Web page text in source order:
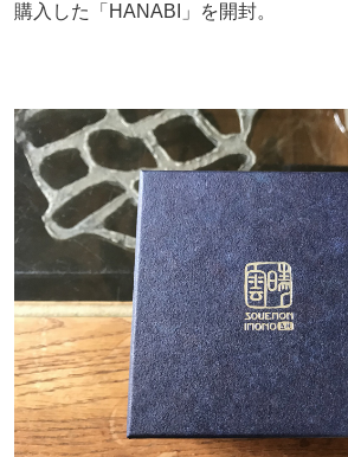
購入した「HANABI」を開封。